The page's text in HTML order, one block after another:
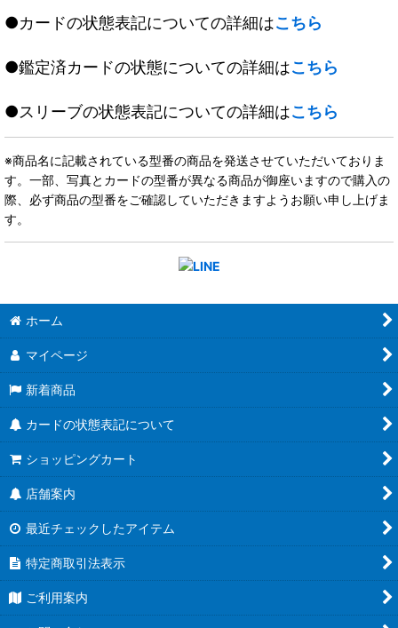
●カードの状態表記についての詳細はこちら
●鑑定済カードの状態についての詳細はこちら
●スリーブの状態表記についての詳細はこちら
※商品名に記載されている型番の商品を発送させていただいておりま
す。一部、写真とカードの型番が異なる商品が御座いますので購入の
際、必ず商品の型番をご確認していただきますようお願い申し上げま
す。
ホーム
マイページ
新着商品
カードの状態表記について
ショッピングカート
店舗案内
最近チェックしたアイテム
特定商取引法表示
ご利用案内